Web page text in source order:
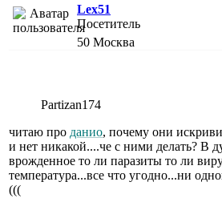
Lex51
Посетитель
50 Москва
Partizan174
читаю про данио, почему они
и нет никакой....че с ними делать? В
врожденное то ли паразиты то ли
температура...все что угодно...ни
(((